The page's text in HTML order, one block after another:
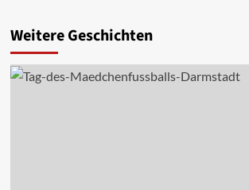
Weitere Geschichten